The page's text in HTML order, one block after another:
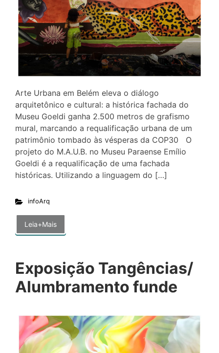
Arte Urbana em Belém eleva o diálogo
arquitetônico e cultural: a histórica fachada do
Museu Goeldi ganha 2.500 metros de grafismo
mural, marcando a requalificação urbana de um
patrimônio tombado às vésperas da COP30 O
projeto do M.A.U.B. no Museu Paraense Emílio
Goeldi é a requalificação de uma fachada
históricas. Utilizando a linguagem do […]
infoArq
Leia+Mais
Exposição Tangências/
Alumbramento funde